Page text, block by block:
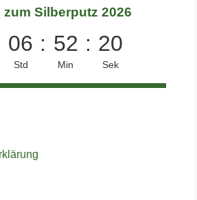
zum Silberputz 2026
06
Std
: 52
Min
: 20
Sek